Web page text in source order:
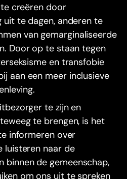
creëren door
te dagen, anderen te
van gemarginaliseerde
Door op te staan tegen
en transfobie
aan een meer inclusieve
te zijn en
te brengen, is het
informeren over
luisteren naar de
binnen de gemeenschap,
om ons uit te spreken